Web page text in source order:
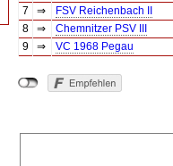
7
⇒ FSV Reichenbach II
8
⇒ Chemnitzer PSV III
9
⇒ VC 1968 Pegau